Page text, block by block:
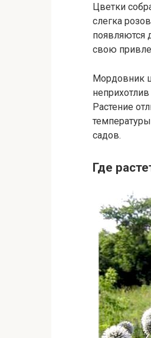
Цветки
слегка
свою
Мордовник
Растение
садов.
Где